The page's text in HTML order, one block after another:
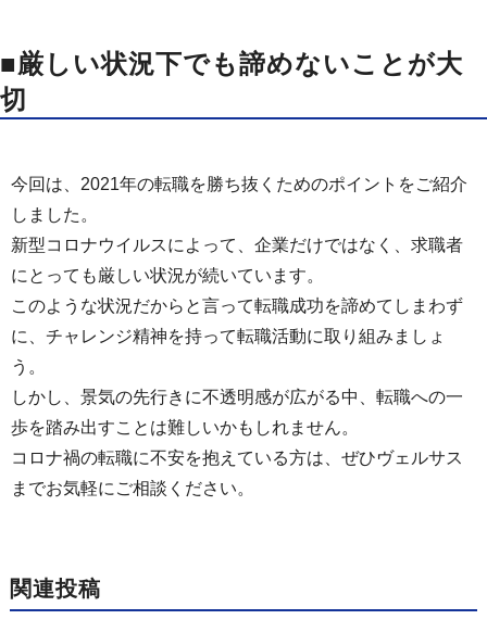
■厳しい状況下でも諦めないことが大
切
今回は、2021年の転職を勝ち抜くためのポイントをご紹介
しました。
新型コロナウイルスによって、企業だけではなく、求職者
にとっても厳しい状況が続いています。
このような状況だからと言って転職成功を諦めてしまわず
に、チャレンジ精神を持って転職活動に取り組みましょ
う。
しかし、景気の先行きに不透明感が広がる中、転職への一
歩を踏み出すことは難しいかもしれません。
コロナ禍の転職に不安を抱えている方は、ぜひヴェルサス
までお気軽にご相談ください。
関連投稿